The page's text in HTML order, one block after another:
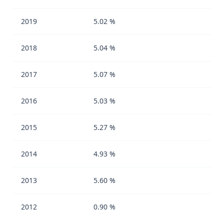
2019 5.02 %
2018 5.04 %
2017 5.07 %
2016 5.03 %
2015 5.27 %
2014 4.93 %
2013 5.60 %
2012 0.90 %